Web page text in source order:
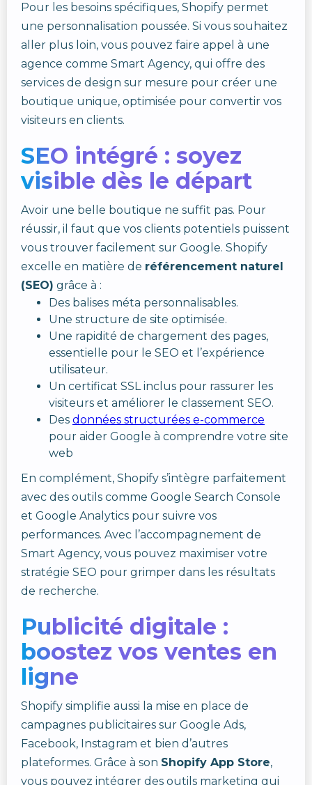
Pour les besoins spécifiques, Shopify permet
une personnalisation poussée. Si vous souhaitez
aller plus loin, vous pouvez faire appel à une
agence comme Smart Agency, qui offre des
services de design sur mesure pour créer une
boutique unique, optimisée pour convertir vos
visiteurs en clients.
SEO intégré : soyez
visible dès le départ
Avoir une belle boutique ne suffit pas. Pour
réussir, il faut que vos clients potentiels puissent
vous trouver facilement sur Google. Shopify
excelle en matière de référencement naturel
(SEO) grâce à :
Des balises méta personnalisables.
Une structure de site optimisée.
Une rapidité de chargement des pages,
essentielle pour le SEO et l’expérience
utilisateur.
Un certificat SSL inclus pour rassurer les
visiteurs et améliorer le classement SEO.
Des données structurées e-commerce
pour aider Google à comprendre votre site
web
En complément, Shopify s’intègre parfaitement
avec des outils comme Google Search Console
et Google Analytics pour suivre vos
performances. Avec l’accompagnement de
Smart Agency, vous pouvez maximiser votre
stratégie SEO pour grimper dans les résultats
de recherche.
Publicité digitale :
boostez vos ventes en
ligne
Shopify simplifie aussi la mise en place de
campagnes publicitaires sur Google Ads,
Facebook, Instagram et bien d’autres
plateformes. Grâce à son Shopify App Store,
vous pouvez intégrer des outils marketing qui